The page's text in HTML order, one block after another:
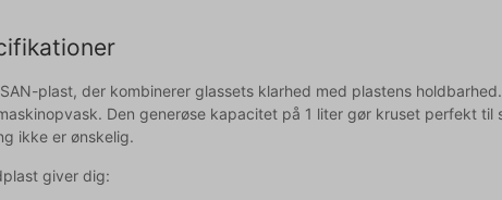
plast, der kombinerer glassets klarhed med plastens
Den generøse kapacitet på 1 liter gør kruset perfekt til
ikke er ønskelig.
giver dig: